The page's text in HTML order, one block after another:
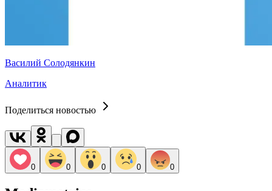
Василий Солодянкин
Аналитик
Поделиться новостью
0 0 0 0 0